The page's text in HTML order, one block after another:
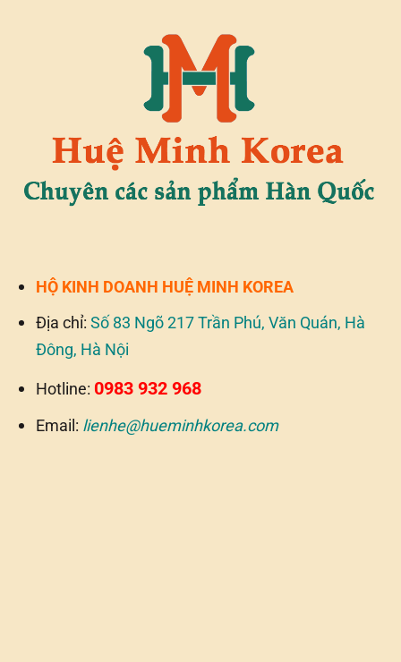
HỘ KINH DOANH HUỆ MINH KOREA
Địa chỉ: Số 83 Ngõ 217 Trần Phú, Văn Quán, Hà
Đông, Hà Nội
Hotline: 0983 932 968
Email: lienhe@hueminhkorea.com